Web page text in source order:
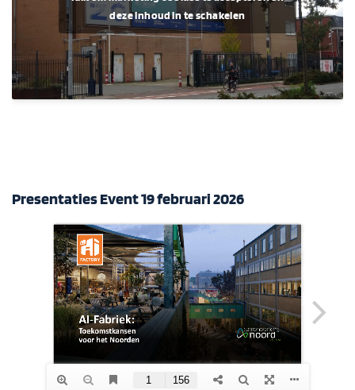
deze inhoud in te schakelen
Presentaties Event 19 februari 2026